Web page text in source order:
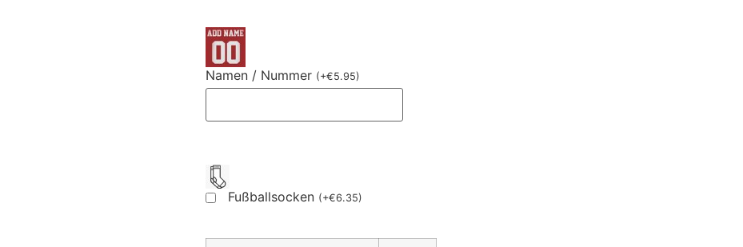
Namen / Nummer (+€5.95)
Fußballsocken (+€6.35)